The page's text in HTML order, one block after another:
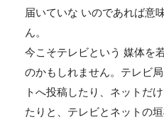
届いていな いのであれば意
ん。
今こそテレビという 媒体を
のかもしれません。テレビ
トへ投稿したり、ネットだ
たりと、テレビとネットの